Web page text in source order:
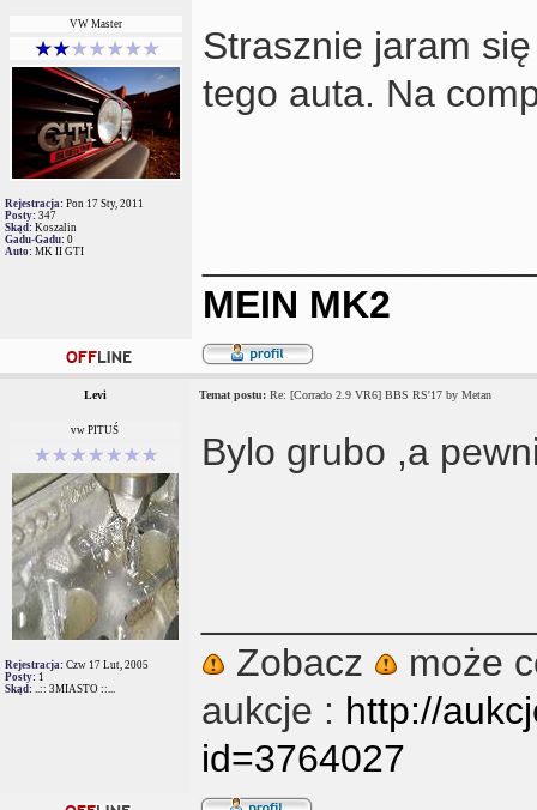
VW Master
Rejestracja: Pon 17 Sty, 2011
Posty: 347
Skąd: Koszalin
Gadu-Gadu: 0
Auto: MK II GTI
Strasznie jaram
tego auta. Na
MEIN MK2
Levi Temat postu: Re: [Corrado 2.9 VR6] BBS RS'17 by Metan
vw PITUŚ
Rejestracja: Czw 17 Lut, 2005
Posty: 1
Skąd: ..:: 3MIASTO ::...
Bylo grubo ,a
Zobacz
może
aukcje : http://
id=3764027